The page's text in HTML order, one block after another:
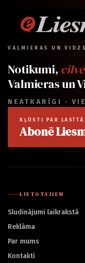
VALMIERAS UN
Notikumi,
Valmieras un
NEATKARĪGI ·
KĻŪSTI PAR
Abonē
LIETOTĀJIEM
Sludinājumi laikrakstā
Reklāma
Par mums
Kontakti